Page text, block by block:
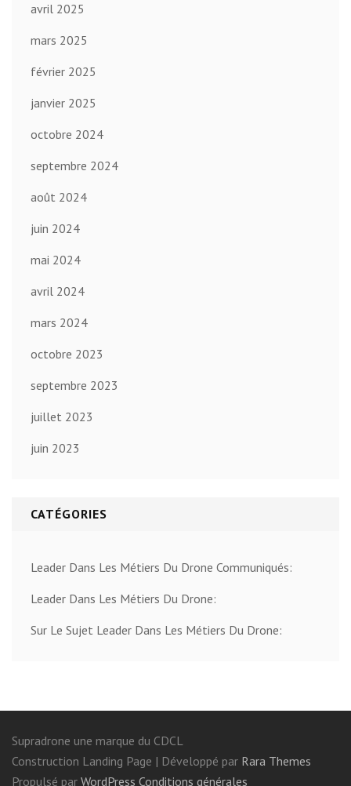
avril 2025
mars 2025
février 2025
janvier 2025
octobre 2024
septembre 2024
août 2024
juin 2024
mai 2024
avril 2024
mars 2024
octobre 2023
septembre 2023
juillet 2023
juin 2023
CATÉGORIES
Leader Dans Les Métiers Du Drone Communiqués:
Leader Dans Les Métiers Du Drone:
Sur Le Sujet Leader Dans Les Métiers Du Drone:
Supradrone une marque du CDCL
Construction Landing Page | Développé par Rara Themes
Propulsé par WordPress Conditions générales